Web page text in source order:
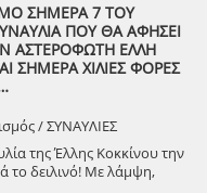
και εκπροσώπους
οι παρεμβάσεις προχωρούν
​Το έργο
Ανάπτυξης και στο
εδαφών,
και τοποθετήθηκε
καθώς και
​Ο Δήμαρχος Γιάννης
εξέλιξη των εργασιών,
ΣΗΜΕΡΑ 7 ΤΟΥ
ΠΟΥ ΘΑ ΑΦΗΣΕΙ
ΑΣΤΕΡΟΦΩΤΗ ΕΛΛΗ
ΣΗΜΕΡΑ ΧΙΛΙΕΣ ΦΟΡΕΣ
/ ΣΥΝΑΥΛΙΕΣ
της Έλλης Κοκκίνου την
το δειλινό! Με λάμψη,